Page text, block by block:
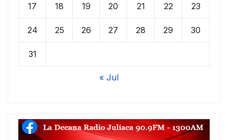
17 18 19 20 21 22 23
24 25 26 27 28 29 30
31
« Jul